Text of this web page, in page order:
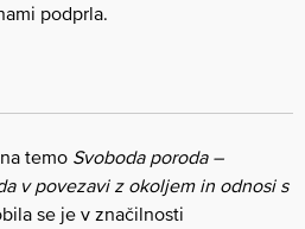
podprla.
temo Svoboda poroda –
v povezavi z okoljem in odnosi s
se je v značilnosti